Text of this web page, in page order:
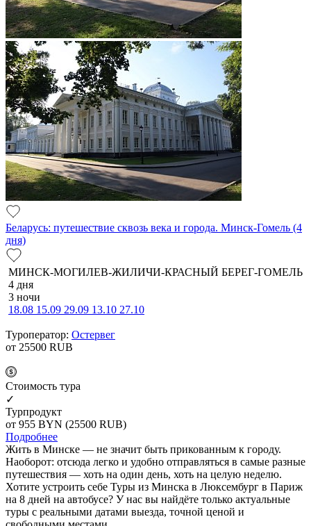
Беларусь: путешествие сквозь века и города. Минск-Гомель (4
дня)
МИНСК-МОГИЛЕВ-ЖИЛИЧИ-КРАСНЫЙ БЕРЕГ-ГОМЕЛЬ
4 дня
3 ночи
18.08 15.09 29.09 13.10 27.10
Туроператор: Остервег
от 25500 RUB
Cтоимость тура
✓
Турпродукт
от 955 BYN (25500 RUB)
Подробнее
Жить в Минске — не значит быть прикованным к городу.
Наоборот: отсюда легко и удобно отправляться в самые разные
путешествия — хоть на один день, хоть на целую неделю.
Хотите устроить себе Туры из Минска в Люксембург в Париж
на 8 дней на автобусе? У нас вы найдёте только актуальные
туры с реальными датами выезда, точной ценой и